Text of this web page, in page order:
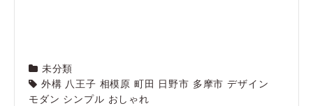
未分類
外構 八王子 相模原 町田 日野市 多摩市 デザイン
モダン シンプル おしゃれ